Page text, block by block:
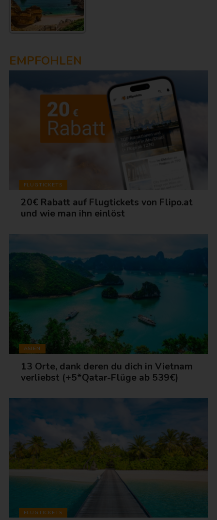
EMPFOHLEN
FLUGTICKETS
20€ Rabatt auf Flugtickets von Flipo.at
und wie man ihn einlöst
ASIEN
13 Orte, dank deren du dich in Vietnam
verliebst (+5*Qatar-Flüge ab 539€)
FLUGTICKETS